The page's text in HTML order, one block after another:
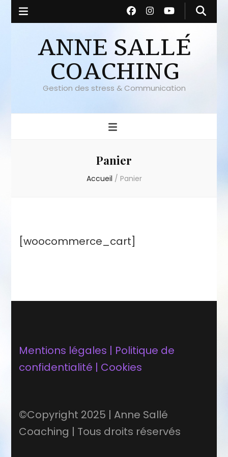
ANNE SALLÉ
COACHING
Gestion des stress & Communication
Panier
Accueil / Panier
[woocommerce_cart]
Mentions légales | Politique de
confidentialité | Cookies
©Copyright 2025 | Anne Sallé
Coaching | Tous droits réservés